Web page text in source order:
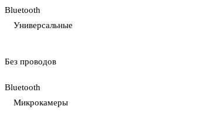
Bluetooth
Универсальные
Без проводов
Bluetooth
Микрокамеры